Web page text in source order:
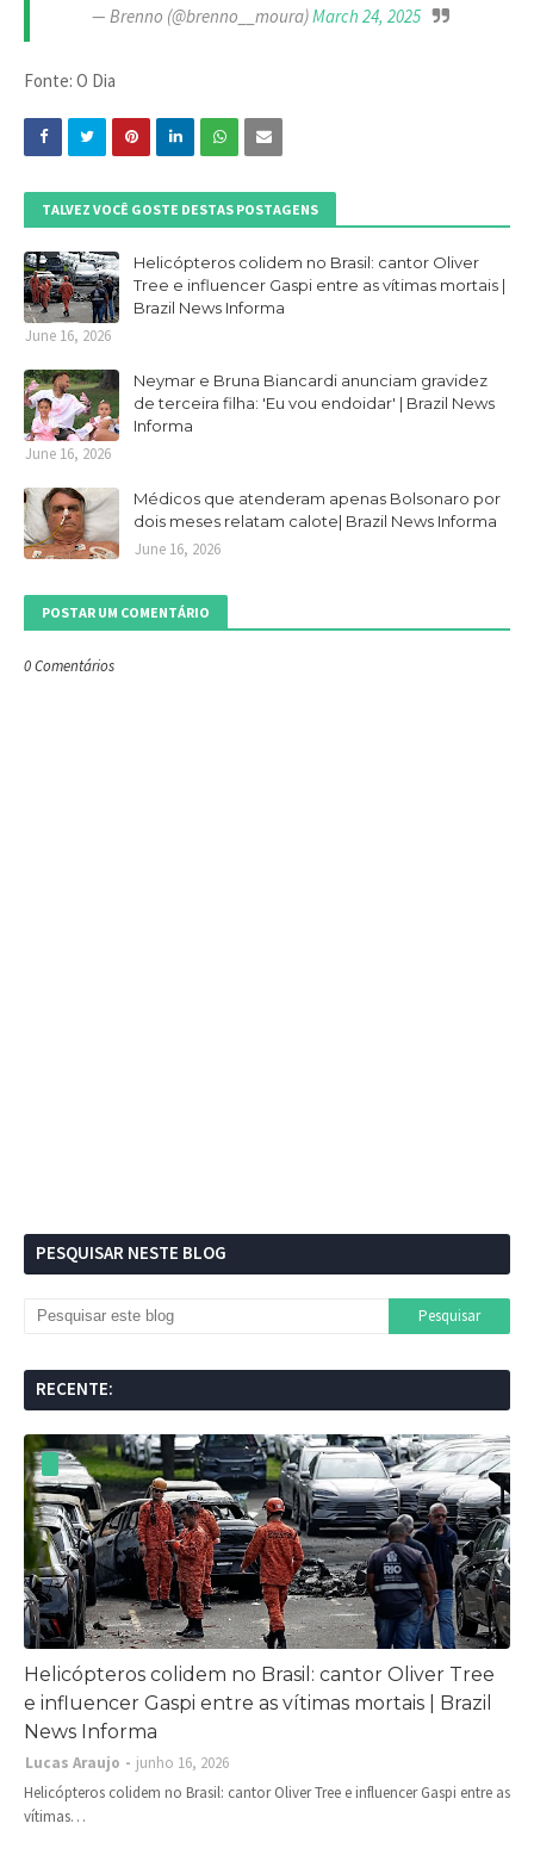
— Brenno (@brenno__moura)March 24, 2025
Fonte: O Dia
TALVEZ VOCÊ GOSTE DESTAS POSTAGENS
Helicópteros colidem no Brasil: cantor Oliver
Tree e influencer Gaspi entre as vítimas mortais |
Brazil News Informa
June 16, 2026
Neymar e Bruna Biancardi anunciam gravidez
de terceira filha: 'Eu vou endoidar' | Brazil News
Informa
June 16, 2026
Médicos que atenderam apenas Bolsonaro por
dois meses relatam calote| Brazil News Informa
June 16, 2026
POSTAR UM COMENTÁRIO
0 Comentários
PESQUISAR NESTE BLOG
RECENTE:
Helicópteros colidem no Brasil: cantor Oliver Tree
e influencer Gaspi entre as vítimas mortais | Brazil
News Informa
Lucas Araujo
junho 16, 2026
Helicópteros colidem no Brasil: cantor Oliver Tree e influencer Gaspi entre as
vítimas…